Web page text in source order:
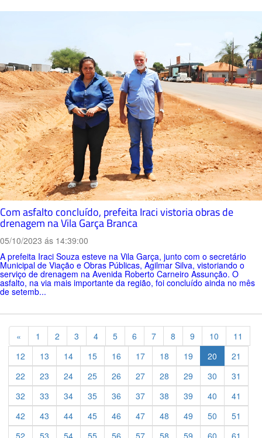
Com asfalto concluído, prefeita Iraci vistoria obras de
drenagem na Vila Garça Branca
05/10/2023 ás 14:39:00
A prefeita Iraci Souza esteve na Vila Garça, junto com o secretário
Municipal de Viação e Obras Públicas, Agilmar Silva, vistoriando o
serviço de drenagem na Avenida Roberto Carneiro Assunção. O
asfalto, na via mais importante da região, foi concluído ainda no mês
de setemb...
« Previous
1 2 3 4 5 6 7 8 9 10
11
12
13 14 15 16 17 18 19 20
21
22
23 24 25 26 27 28 29 30
31
32
33 34 35 36 37 38 39 40
41
42
43 44 45 46 47 48 49 50
51
52
53 54 55 56 57 58 59 60 61